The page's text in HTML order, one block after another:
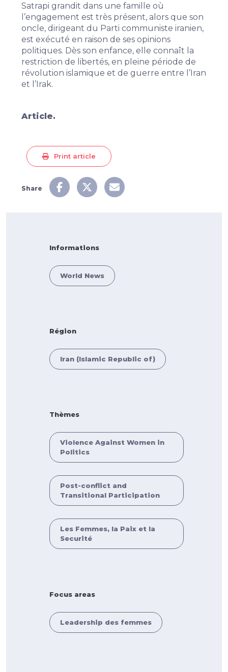
Satrapi grandit dans une famille où
l’engagement est très présent, alors que son
oncle, dirigeant du Parti communiste iranien,
est exécuté en raison de ses opinions
politiques. Dès son enfance, elle connaît la
restriction de libertés, en pleine période de
révolution islamique et de guerre entre l’Iran
et l’Irak.
Article.
Print article
Share
Informations
World News
Région
Iran (Islamic Republic of)
Thèmes
Violence Against Women in
Politics
Post-conflict and
Transitional Participation
Les Femmes, la Paix et la
Securité
Focus areas
Leadership des femmes